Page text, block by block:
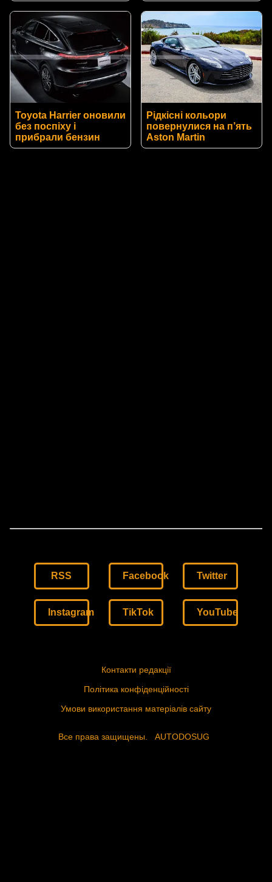
Toyota Harrier оновили
без поспіху і
прибрали бензин
Рідкісні кольори
повернулися на п’ять
Aston Martin
RSS Facebook Twitter
Instagram TikTok YouTube
Контакти редакції
Політика конфіденційності
Умови використання матеріалів сайту
Все права защищены. AUTODOSUG